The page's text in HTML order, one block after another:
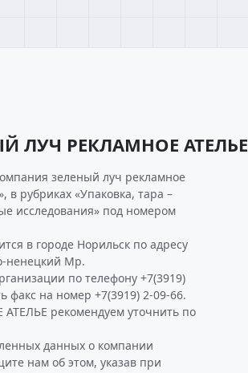
ЛУЧ РЕКЛАМНОЕ АТЕЛЬЕ
зеленый луч рекламное
в рубриках «Упаковка, тара –
исследования» под номером
в городе Норильск по адресу
ненецкий Мр.
по телефону +7(3919)
факс на номер +7(3919) 2-09-66.
рекомендуем уточнить по
данных о компании
нам об этом, указав при